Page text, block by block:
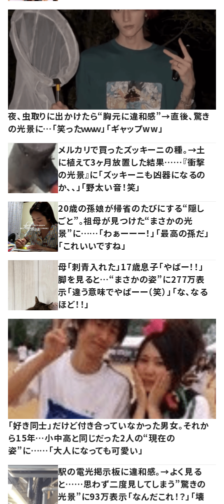
夜、虫取りに出かけたら“胸元に違和感”→直後、驚き
の光景に…「笑ったｗｗｗ」「ギャップww」
メルカリで買ったズッキーニの種。→土
に植えて3ヶ月放置した結果……『衝撃
の光景』に「ズッキーニも凶器になるの
か、、」「野太い音！笑」
20歳の孫娘が帰省のたびにする“隠し
ごと”。祖母が見つけた“まさかの光
景”に……「わぁーーー！」「最高の孫だ」
「これいいですね」
母「刺青入れた」17歳息子「やばー！！」
脚を見ると…“まさかの姿”に277万表
示「違う意味でやばーー（笑）」「な、なる
ほど！！」
「好き同士」だけど付き合っていなかった男女。それか
ら15年…小中高と同じだった2人の“現在の
姿”に……「大人になっても可愛い」
駅の電光掲示板に違和感。→よく見る
と……思わず二度見してしまう”驚きの
光景”に93万表示「なんだこれ！？」「壊